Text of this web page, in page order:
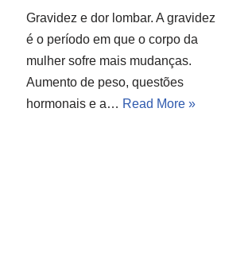
Gravidez e dor lombar. A gravidez
é o período em que o corpo da
mulher sofre mais mudanças.
Aumento de peso, questões
hormonais e a… Read More »